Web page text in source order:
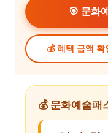
🎯 문화
💰 혜택 금액 확
💰 문화예술패